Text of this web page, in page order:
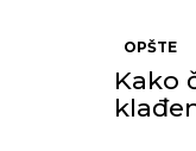
OPŠTE
Kako